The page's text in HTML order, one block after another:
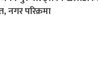
नगर परिक्रमा